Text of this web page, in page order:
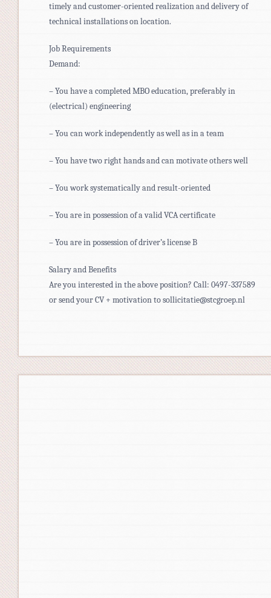
timely and customer-oriented realization and delivery of
technical installations on location.
Job Requirements
Demand:
– You have a completed MBO education, preferably in
(electrical) engineering
– You can work independently as well as in a team
– You have two right hands and can motivate others well
– You work systematically and result-oriented
– You are in possession of a valid VCA certificate
– You are in possession of driver’s license B
Salary and Benefits
Are you interested in the above position? Call: 0497-337589
or send your CV + motivation to sollicitatie@stcgroep.nl